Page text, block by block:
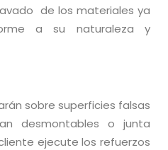
de los materiales ya
a su naturaleza y
sobre superficies falsas
desmontables o junta
ejecute los refuerzos